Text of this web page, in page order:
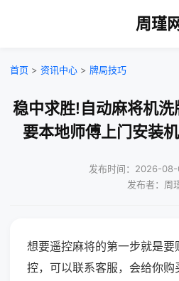
周瑾
首页 > 资讯中心 > 牌局技巧
稳中求胜!自动麻将机洗
要本地师傅上门安装
发布时间：2026-08-
发布者：周
想要遥控麻将的第一步就是
控，可以联系客服，会给你